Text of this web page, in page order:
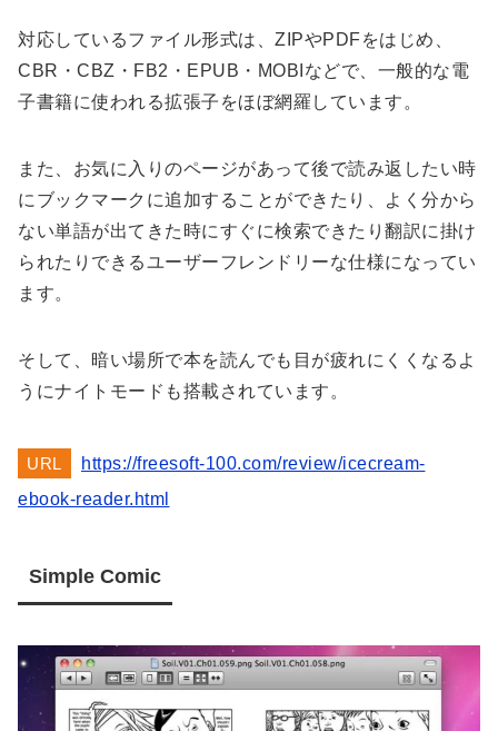
対応しているファイル形式は、ZIPやPDFをはじめ、
CBR・CBZ・FB2・EPUB・MOBIなどで、一般的な電
子書籍に使われる拡張子をほぼ網羅しています。
また、お気に入りのページがあって後で読み返したい時
にブックマークに追加することができたり、よく分から
ない単語が出てきた時にすぐに検索できたり翻訳に掛け
られたりできるユーザーフレンドリーな仕様になってい
ます。
そして、暗い場所で本を読んでも目が疲れにくくなるよ
うにナイトモードも搭載されています。
URL
https://freesoft-100.com/review/icecream-
ebook-reader.html
Simple Comic